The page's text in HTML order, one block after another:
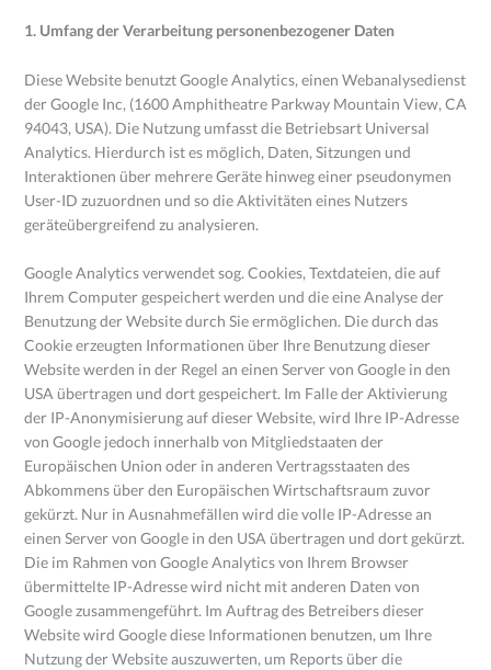
1. Umfang der Verarbeitung personenbezogener Daten
Diese Website benutzt Google Analytics, einen Webanalysedienst
der Google Inc, (1600 Amphitheatre Parkway Mountain View, CA
94043, USA). Die Nutzung umfasst die Betriebsart Universal
Analytics. Hierdurch ist es möglich, Daten, Sitzungen und
Interaktionen über mehrere Geräte hinweg einer pseudonymen
User-ID zuzuordnen und so die Aktivitäten eines Nutzers
geräteübergreifend zu analysieren.
Google Analytics verwendet sog. Cookies, Textdateien, die auf
Ihrem Computer gespeichert werden und die eine Analyse der
Benutzung der Website durch Sie ermöglichen. Die durch das
Cookie erzeugten Informationen über Ihre Benutzung dieser
Website werden in der Regel an einen Server von Google in den
USA übertragen und dort gespeichert. Im Falle der Aktivierung
der IP-Anonymisierung auf dieser Website, wird Ihre IP-Adresse
von Google jedoch innerhalb von Mitgliedstaaten der
Europäischen Union oder in anderen Vertragsstaaten des
Abkommens über den Europäischen Wirtschaftsraum zuvor
gekürzt. Nur in Ausnahmefällen wird die volle IP-Adresse an
einen Server von Google in den USA übertragen und dort gekürzt.
Die im Rahmen von Google Analytics von Ihrem Browser
übermittelte IP-Adresse wird nicht mit anderen Daten von
Google zusammengeführt. Im Auftrag des Betreibers dieser
Website wird Google diese Informationen benutzen, um Ihre
Nutzung der Website auszuwerten, um Reports über die